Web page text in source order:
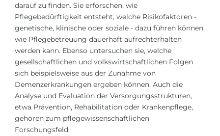
darauf zu finden. Sie erforschen, wie
Pflegebedürftigkeit entsteht, welche Risikofaktoren -
genetische, klinische oder soziale - dazu führen können,
wie Pflegebetreuung dauerhaft aufrechterhalten
werden kann. Ebenso untersuchen sie, welche
gesellschaftlichen und volkswirtschaftlichen Folgen
sich beispielsweise aus der Zunahme von
Demenzerkrankungen ergeben können. Auch die
Analyse und Evaluation der Versorgungsstrukturen,
etwa Prävention, Rehabilitation oder Krankenpflege,
gehören zum pflegewissenschaftlichen
Forschungsfeld.